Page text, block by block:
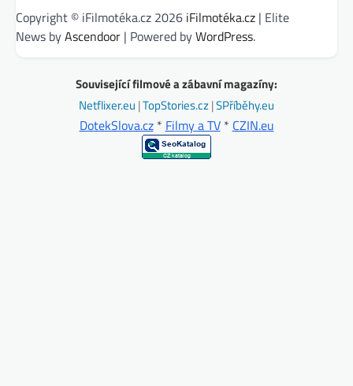
Copyright © iFilmotéka.cz 2026 iFilmotéka.cz | Elite
News byAscendoor | Powered byWordPress.
Související filmové a zábavní magazíny:
Netflixer.eu |TopStories.cz|SPříběhy.eu
DotekSlova.cz* Filmy a TV* CZIN.eu